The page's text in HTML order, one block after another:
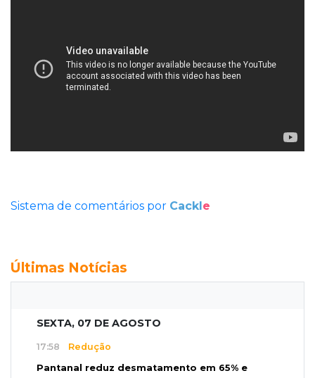
Sistema de comentários por Cackle
Últimas Notícias
SEXTA, 07 DE AGOSTO
17:58 Redução
Pantanal reduz desmatamento em 65% e